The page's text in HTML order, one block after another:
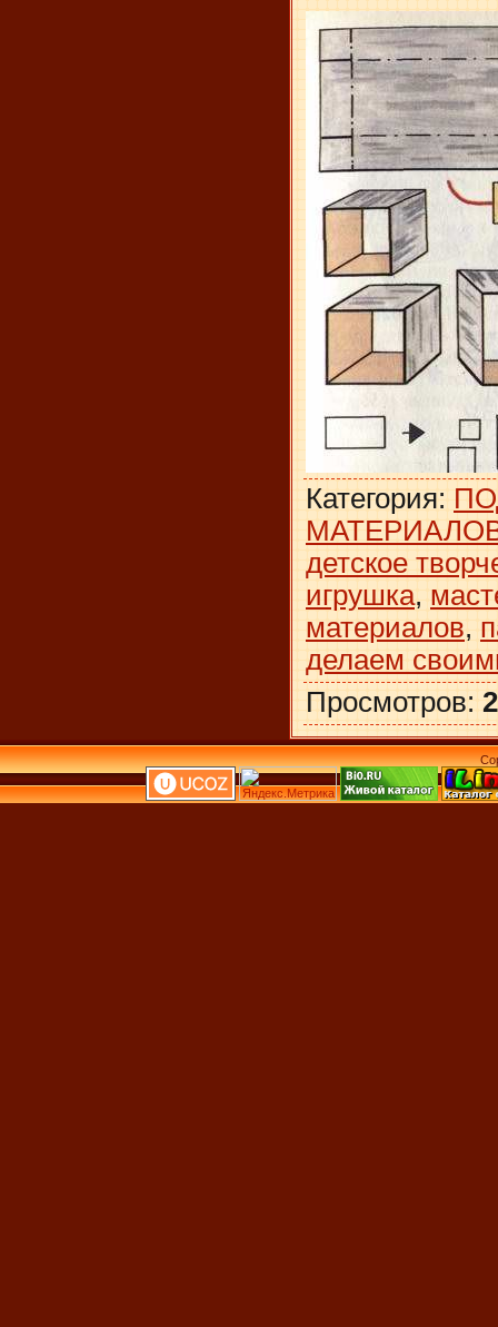
Категория:
детское
игрушка,
материалов,
делаем
Просмотров: